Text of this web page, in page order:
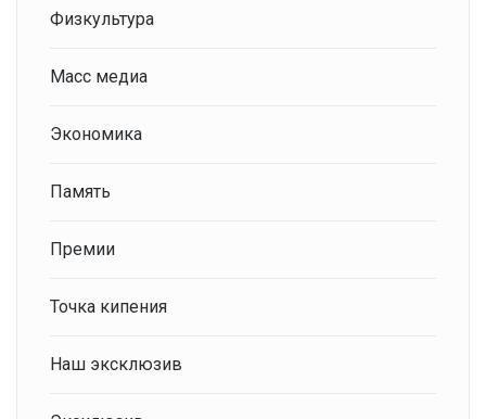
Физкультура
Масс медиа
Экономика
Память
Премии
Точка кипения
Наш эксклюзив